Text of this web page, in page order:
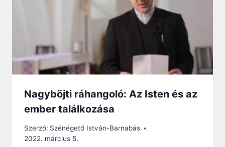
Nagyböjti ráhangoló: Az Isten és az
ember találkozása
Szerző: Szénégető István-Barnabás
2022. március 5.